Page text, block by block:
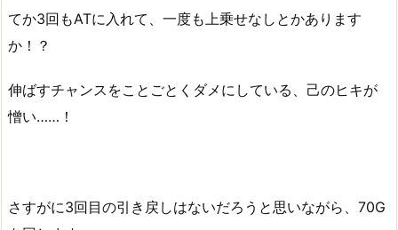
てか3回もATに入れて、一度も上乗せなしとかあります
か！？
伸ばすチャンスをことごとくダメにしている、己のヒキが
憎い……！
さすがに3回目の引き戻しはないだろうと思いながら、70G